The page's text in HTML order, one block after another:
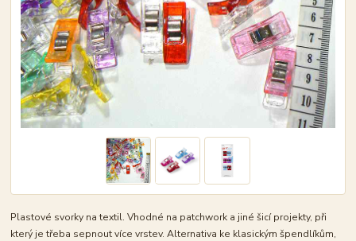
Plastové svorky na textil. Vhodné na patchwork a jiné šicí projekty, při
který je třeba sepnout více vrstev. Alternativa ke klasickým špendlíkům,